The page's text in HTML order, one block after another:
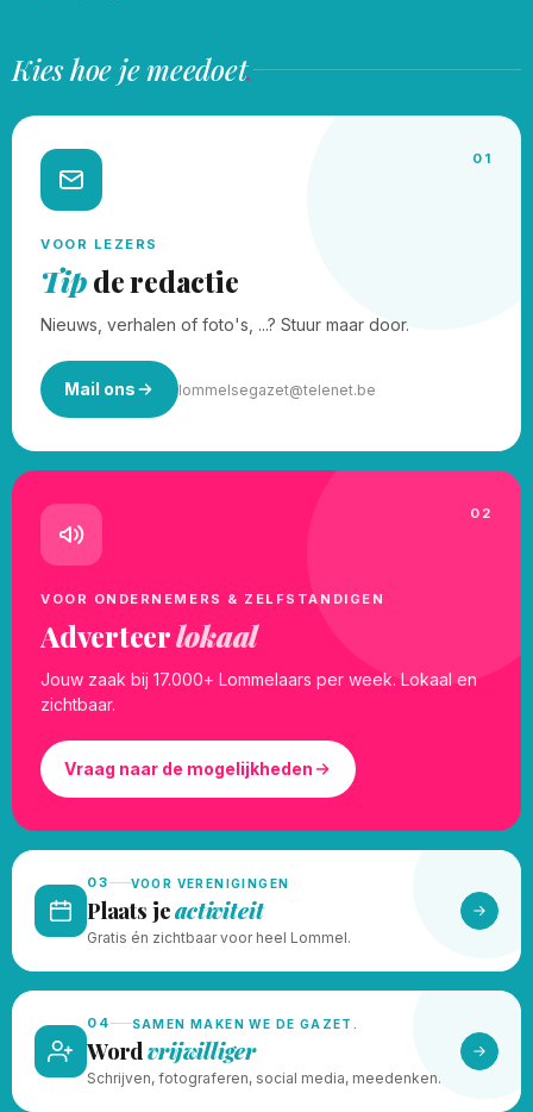
Kies hoe je meedoet.
01
VOOR LEZERS
Tipde redactie
Nieuws, verhalen of foto's, ...? Stuur maar door.
Mail ons lommelsegazet@telenet.be
02
VOOR ONDERNEMERS & ZELFSTANDIGEN
Adverteerlokaal
Jouw zaak bij 17.000+ Lommelaars per week. Lokaal en
zichtbaar.
Vraag naar de mogelijkheden
03 VOOR VERENIGINGEN
Plaats jeactiviteit
Gratis én zichtbaar voor heel Lommel.
04 SAMEN MAKEN WE DE GAZET.
Wordvrijwilliger
Schrijven, fotograferen, social media, meedenken.